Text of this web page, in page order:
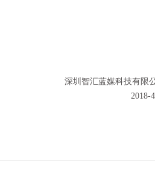
深圳智汇蓝媒科技有限
2018-